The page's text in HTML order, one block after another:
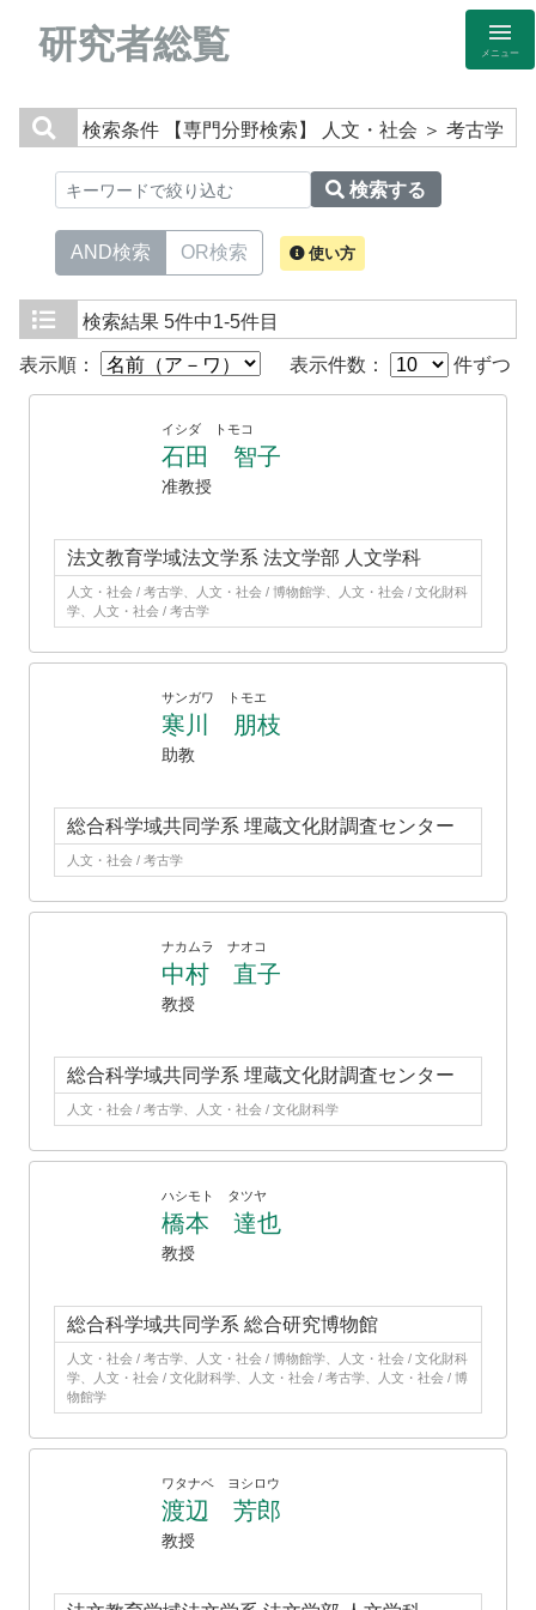
研究者総覧 メニュー
検索条件 【専門分野検索】 人文・社会 ＞ 考古学
検索する
AND検索 OR検索 使い方
検索結果 5件中1-5件目
表示順： 表示件数： 件ずつ
イシダ トモコ
石田 智子
准教授
法文教育学域法文学系 法文学部 人文学科
人文・社会 / 考古学、人文・社会 / 博物館学、人文・社会 / 文化財科
学、人文・社会 / 考古学
サンガワ トモエ
寒川 朋枝
助教
総合科学域共同学系 埋蔵文化財調査センター
人文・社会 / 考古学
ナカムラ ナオコ
中村 直子
教授
総合科学域共同学系 埋蔵文化財調査センター
人文・社会 / 考古学、人文・社会 / 文化財科学
ハシモト タツヤ
橋本 達也
教授
総合科学域共同学系 総合研究博物館
人文・社会 / 考古学、人文・社会 / 博物館学、人文・社会 / 文化財科
学、人文・社会 / 文化財科学、人文・社会 / 考古学、人文・社会 / 博
物館学
ワタナベ ヨシロウ
渡辺 芳郎
教授